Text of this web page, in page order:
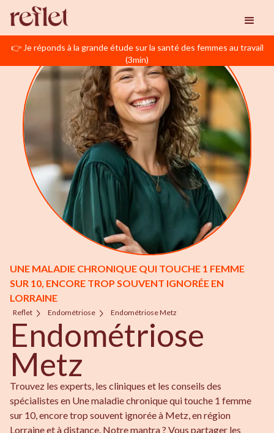
👉 Je réponds à la grande étude sur la santé des femmes au travail
(3min)
UNE MALADIE CHRONIQUE QUI TOUCHE 1 FEMME
SUR 10, ENCORE TROP SOUVENT IGNORÉE EN
LORRAINE
Reflet Endométriose Endométriose Metz
Endométriose
Metz
Trouvez les experts, les cliniques et les conseils des
spécialistes en Une maladie chronique qui touche 1 femme
sur 10, encore trop souvent ignorée à Metz, en région
Lorraine et à distance. Notre mantra ? Vous partager les